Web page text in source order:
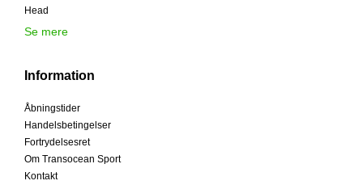
Head
Se mere
Information
Åbningstider
Handelsbetingelser
Fortrydelsesret
Om Transocean Sport
Kontakt